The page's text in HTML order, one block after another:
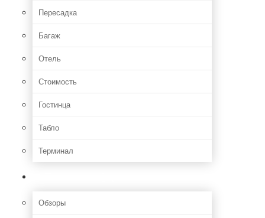
Пересадка
Багаж
Отель
Стоимость
Гостинца
Табло
Терминал
Обзоры